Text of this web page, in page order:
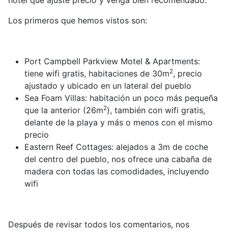
Los primeros que hemos vistos son:
Port Campbell Parkview Motel & Apartments:
tiene wifi gratis, habitaciones de 30m2, precio
ajustado y ubicado en un lateral del pueblo
Sea Foam Villas: habitación un poco más pequeña
que la anterior (26m2), también con wifi gratis,
delante de la playa y más o menos con el mismo
precio
Eastern Reef Cottages: alejados a 3m de coche
del centro del pueblo, nos ofrece una cabaña de
madera con todas las comodidades, incluyendo
wifi
Después de revisar todos los comentarios, nos